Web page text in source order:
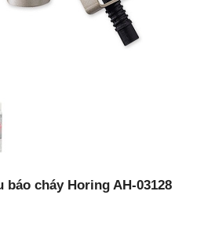
cháy Horing AH-03128